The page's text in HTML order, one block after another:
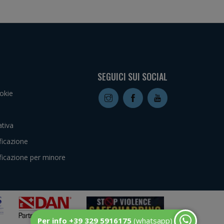
Per info +39 329 5916175 (whatsapp)
per minore
SEGUICI SUI SOCIAL